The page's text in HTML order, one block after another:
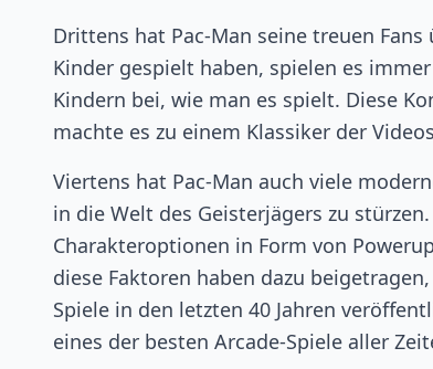
Drittens hat Pac-Man seine treuen
Kinder gespielt haben, spielen es
Kindern bei, wie man es spielt. Diese
machte es zu einem Klassiker der
Viertens hat Pac-Man auch viele
in die Welt des Geisterjägers zu
Charakteroptionen in Form von
diese Faktoren haben dazu
Spiele in den letzten 40 Jahren
eines der besten Arcade-Spiele aller